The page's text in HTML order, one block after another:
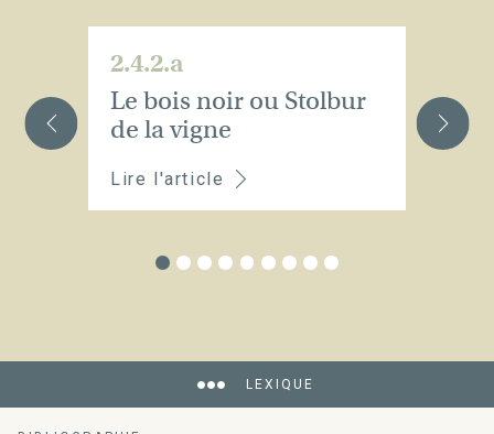
2.4.2.a
Le bois noir ou Stolbur
de la vigne
Lire l'article
LEXIQUE